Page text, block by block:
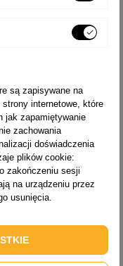
przed zapadnięciem
groty o wymiarach
są zapisywane na
internetowe, które
jak zapamiętywanie
zachowania
doświadczenia
plików cookie:
zakończeniu sesji
na urządzeniu przez
usunięcia.